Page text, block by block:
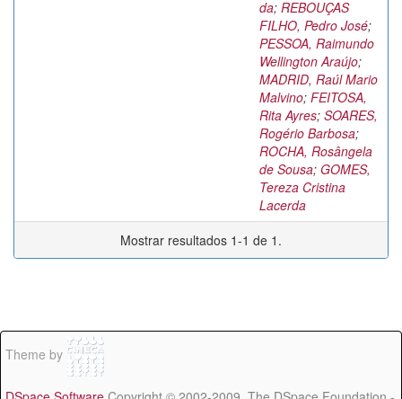
da; REBOUÇAS
FILHO, Pedro José;
PESSOA, Raimundo
Wellington Araújo;
MADRID, Raúl Mario
Malvino; FEITOSA,
Rita Ayres; SOARES,
Rogério Barbosa;
ROCHA, Rosângela
de Sousa; GOMES,
Tereza Cristina
Lacerda
Mostrar resultados 1-1 de 1.
Theme by